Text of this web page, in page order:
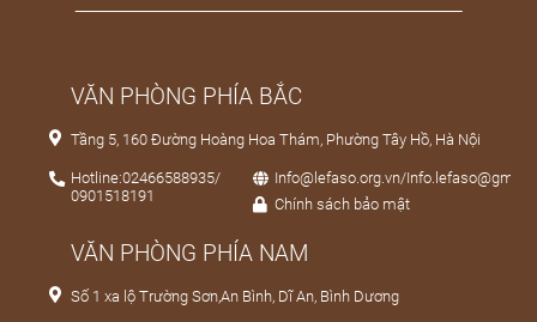
VĂN PHÒNG PHÍA BẮC
Tầng 5, 160 Đường Hoàng Hoa Thám, Phường Tây Hồ, Hà Nội
Hotline:02466588935/
0901518191
Info@lefaso.org.vn/
Chính sách bảo mật
VĂN PHÒNG PHÍA NAM
Số 1 xa lộ Trường Sơn,An Bình, Dĩ An, Bình Dương